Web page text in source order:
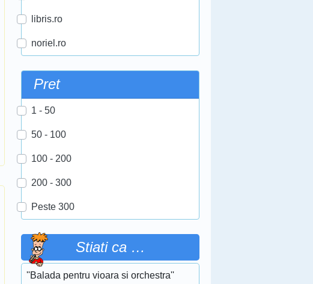
libris.ro
noriel.ro
Pret
1 - 50
50 - 100
100 - 200
200 - 300
Peste 300
Stiati ca …
''Balada pentru vioara si orchestra''